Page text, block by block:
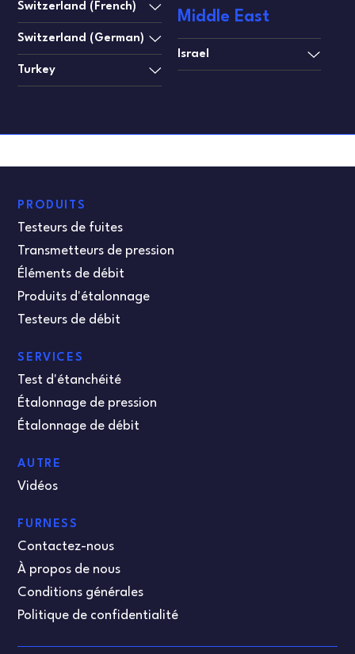
Switzerland (French)
Switzerland (German)
Turkey
Middle East
Israel
PRODUITS
Testeurs de fuites
Transmetteurs de pression
Éléments de débit
Produits d'étalonnage
Testeurs de débit
SERVICES
Test d'étanchéité
Étalonnage de pression
Étalonnage de débit
AUTRE
Vidéos
FURNESS
Contactez-nous
À propos de nous
Conditions générales
Politique de confidentialité